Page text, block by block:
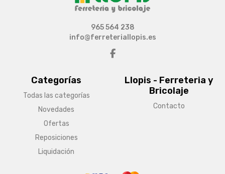
Categorías
Todas las categorías
Novedades
Ofertas
Reposiciones
Liquidación
Llopis - Ferreteria y
Bricolaje
Contacto
965 564 238
info@ferreteriallopis.es